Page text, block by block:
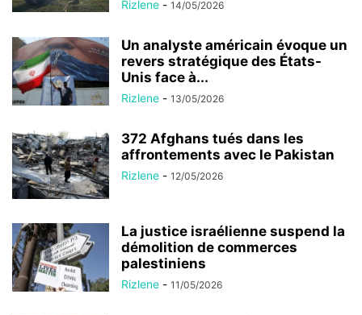
Rizlene - 14/05/2026
Un analyste américain évoque un
revers stratégique des États-
Unis face à...
Rizlene - 13/05/2026
372 Afghans tués dans les
affrontements avec le Pakistan
Rizlene - 12/05/2026
La justice israélienne suspend la
démolition de commerces
palestiniens
Rizlene - 11/05/2026